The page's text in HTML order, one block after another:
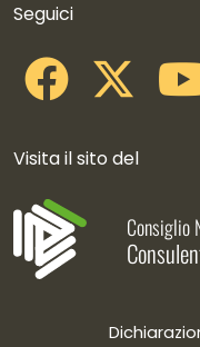
Seguici
Visita il sito del
Consiglio